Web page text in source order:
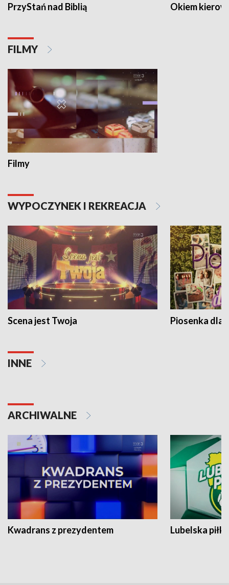
PrzyStań nad Biblią Okiem
FILMY
Filmy
WYPOCZYNEK I REKREACJA
Scena jest Twoja Piosenka dla
INNE
ARCHIWALNE
Kwadrans z prezydentem Lubelska piłka